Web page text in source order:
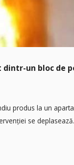
un bloc de
produs la un
se